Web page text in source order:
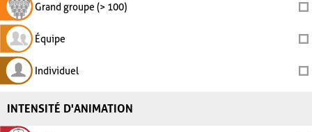
Grand groupe (> 100)
Équipe
Individuel
INTENSITÉ D'ANIMATION